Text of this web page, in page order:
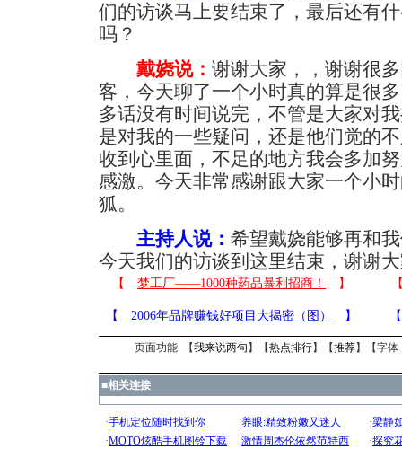
们的访谈马上要结束了，最后还有
吗？
戴娆说： 谢谢大家，，谢谢很
客，今天聊了一个小时真的算是很
多话没有时间说完，不管是大家对
是对我的一些疑问，还是他们觉的
收到心里面，不足的地方我会多加
感激。今天非常感谢跟大家一个小
狐。
主持人说： 希望戴娆能够再和
今天我们的访谈到这里结束，谢谢
页面功能 【我来说两句 】【热点排行】【推荐】【字体
■相关连接